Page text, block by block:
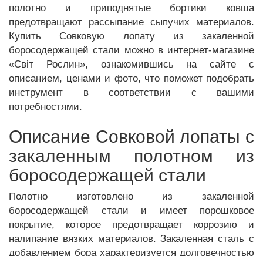
полотно и приподнятые бортики ковша
предотвращают рассыпание сыпучих материалов.
Купить Совковую лопату из закаленной
боросодержащей стали можно в интернет-магазине
«Світ Рослин», ознакомившись на сайте с
описанием, ценами и фото, что поможет подобрать
инструмент в соответствии с вашими
потребностями.
Описание Совковой лопаты с
закаленным полотном из
боросодержащей стали
Полотно изготовлено из закаленной
боросодержащей стали и имеет порошковое
покрытие, которое предотвращает коррозию и
налипание вязких материалов. Закаленная сталь с
добавлением бора характеризуется долговечностью